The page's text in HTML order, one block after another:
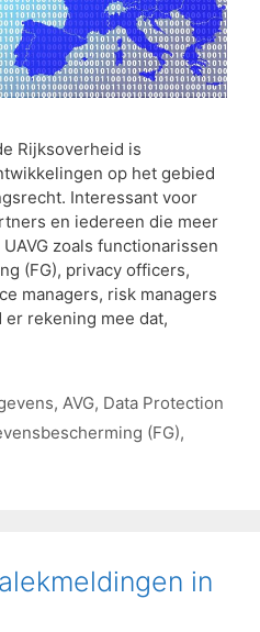
Rijksoverheid is
op het gebied
Interessant voor
en iedereen die meer
zoals functionarissen
(FG), privacy officers,
managers, risk managers
rekening mee dat,
, AVG, Data Protection
(FG),
in